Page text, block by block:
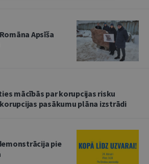
Apsīša
mācībās par korupcijas risku
pasākumu plāna izstrādi
pie